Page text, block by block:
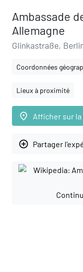
Ambassade
Allemagne
Glinkastraße,
Coordonnées
Lieux à proximité
place Afficher sur
add_circle_outline Partager